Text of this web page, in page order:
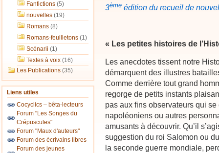
Fanfictions (5)
nouvelles (19)
Romans (8)
Romans-feuilletons (1)
Scénarii (1)
Textes à voix (16)
Les Publications (35)
Liens utiles
Cocyclics – bêta-lecteurs
Forum "Les Songes du
Crépuscules"
Forum "Maux d'auteurs"
Forum des écrivains libres
Forum des jeunes
3ème édition du recueil de
« Les petites histoires de
Les anecdotes tissent notre
démarquent des illustres
Comme derrière tout grand
regorge de petits instants
pas aux fins observateurs qui
napoléoniens ou autres
amusants à découvrir. Qu’il
suggestion du roi Salomon ou
la seconde guerre mondiale,